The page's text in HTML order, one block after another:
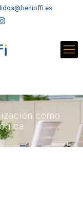
como